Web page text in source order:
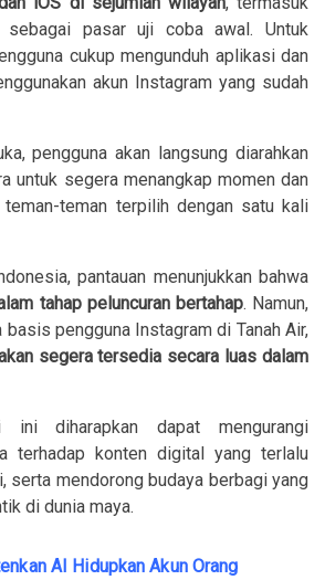
sebagai pasar uji coba awal. Untuk
cukup mengunduh aplikasi dan
akun Instagram yang sudah
pengguna akan langsung diarahkan
untuk segera menangkap momen dan
teman-teman terpilih dengan satu kali
pantauan menunjukkan bahwa
tahap peluncuran bertahap. Namun,
pengguna Instagram di Tanah Air,
segera tersedia secara luas dalam
ini diharapkan dapat mengurangi
terhadap konten digital yang terlalu
serta mendorong budaya berbagi yang
di dunia maya.
AI Hidupkan Akun Orang